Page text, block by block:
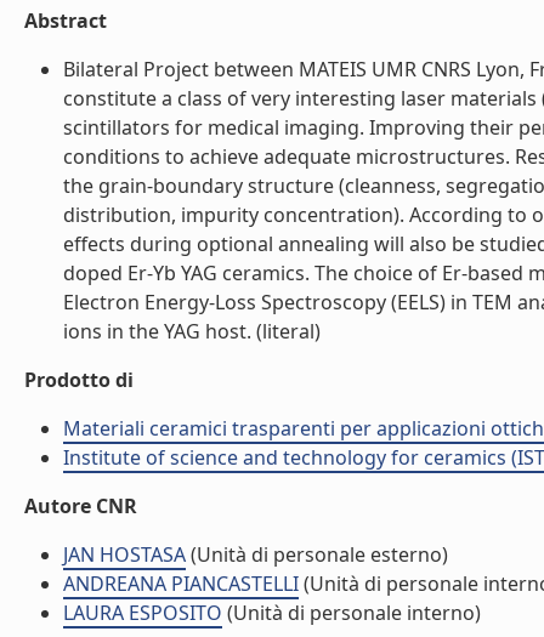
Abstract
Bilateral Project between MATEIS UMR CNRS Lyon,
constitute a class of very interesting laser materials
scintillators for medical imaging. Improving their
conditions to achieve adequate microstructures.
the grain-boundary structure (cleanness,
distribution, impurity concentration). According to
effects during optional annealing will also be
doped Er-Yb YAG ceramics. The choice of Er-
Electron Energy-Loss Spectroscopy (EELS) in TEM
ions in the YAG host. (literal)
Prodotto di
Materiali ceramici trasparenti per applicazioni
Institute of science and technology for ceramics
Autore CNR
JAN HOSTASA(Unità di personale esterno)
ANDREANA PIANCASTELLI(Unità di personale
LAURA ESPOSITO (Unità di personale interno)